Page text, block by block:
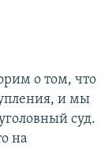
о том, что
и мы
суд.
на